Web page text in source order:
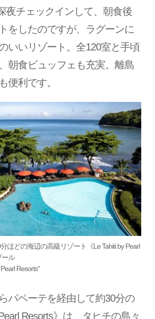
夜チェックインして、朝食後
をしたのですが、ラグーンに
いいリゾート。全120室と手頃
朝食ビュッフェも充実。離島
便利です。
ほどの海辺の高級リゾート《Le Tahiti by Pearl
ール
Resorts"
パペーテを経由して約30分の
Pearl Resorts》は、タヒチの島々